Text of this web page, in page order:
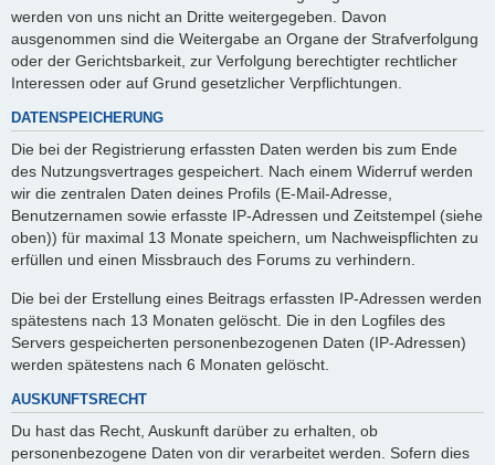
werden von uns nicht an Dritte weitergegeben. Davon
ausgenommen sind die Weitergabe an Organe der Strafverfolgung
oder der Gerichtsbarkeit, zur Verfolgung berechtigter rechtlicher
Interessen oder auf Grund gesetzlicher Verpflichtungen.
DATENSPEICHERUNG
Die bei der Registrierung erfassten Daten werden bis zum Ende
des Nutzungsvertrages gespeichert. Nach einem Widerruf werden
wir die zentralen Daten deines Profils (E-Mail-Adresse,
Benutzernamen sowie erfasste IP-Adressen und Zeitstempel (siehe
oben)) für maximal 13 Monate speichern, um Nachweispflichten zu
erfüllen und einen Missbrauch des Forums zu verhindern.
Die bei der Erstellung eines Beitrags erfassten IP-Adressen werden
spätestens nach 13 Monaten gelöscht. Die in den Logfiles des
Servers gespeicherten personenbezogenen Daten (IP-Adressen)
werden spätestens nach 6 Monaten gelöscht.
AUSKUNFTSRECHT
Du hast das Recht, Auskunft darüber zu erhalten, ob
personenbezogene Daten von dir verarbeitet werden. Sofern dies